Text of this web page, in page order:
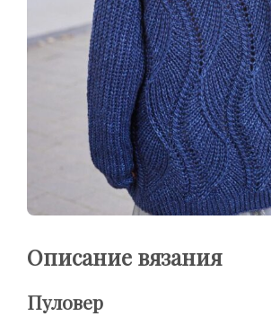
Описание вязания
Пуловер